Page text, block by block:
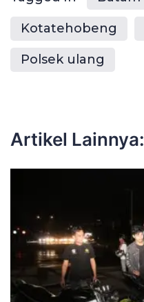
Kotatehobeng
Polsek ulang
Artikel Lainnya: